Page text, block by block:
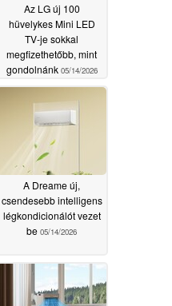
Az LG új 100
hüvelykes Mini LED
TV-je sokkal
megfizethetőbb, mint
gondolnánk 05/14/2026
A Dreame új,
csendesebb intelligens
légkondicionálót vezet
be 05/14/2026